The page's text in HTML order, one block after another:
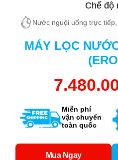
Chế độ
Nước nguội uống trực
MÁY LỌC
Miễn phí
vận chuyển
toàn quốc
Mua Ngay